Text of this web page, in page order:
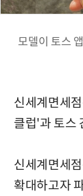
모델이 토스
신세계면세
클럽'과 토스
신세계면세
확대하고자